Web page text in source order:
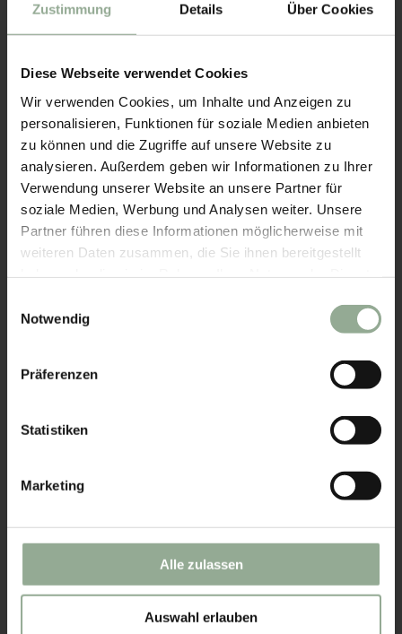
Zustimmung Details Über Cookies
Diese Webseite verwendet Cookies
Wir verwenden Cookies, um Inhalte und Anzeigen zu
personalisieren, Funktionen für soziale Medien anbieten
zu können und die Zugriffe auf unsere Website zu
analysieren. Außerdem geben wir Informationen zu Ihrer
Verwendung unserer Website an unsere Partner für
soziale Medien, Werbung und Analysen weiter. Unsere
Partner führen diese Informationen möglicherweise mit
weiteren Daten zusammen, die Sie ihnen bereitgestellt
Notwendig
Präferenzen
Statistiken
Marketing
Alle zulassen
Auswahl erlauben
Bio-Sauna
ideale
die Muskeln
nach einem
aktiven Tag
oder einer
erfrischenden
Schwimmrunde
zu lockern. Die
Und nachdem
Sie die
wohltuende
Wärme